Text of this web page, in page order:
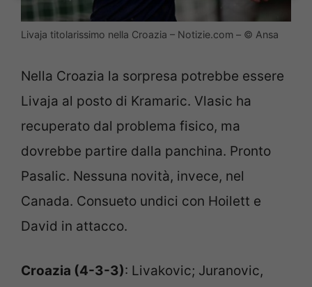
Livaja titolarissimo nella Croazia – Notizie.com – © Ansa
Nella Croazia la sorpresa potrebbe essere
Livaja al posto di Kramaric. Vlasic ha
recuperato dal problema fisico, ma
dovrebbe partire dalla panchina. Pronto
Pasalic. Nessuna novità, invece, nel
Canada. Consueto undici con Hoilett e
David in attacco.
Croazia (4-3-3): Livakovic; Juranovic,